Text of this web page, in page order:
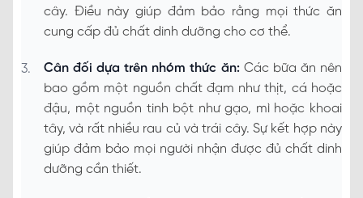
cây. Điều này giúp đảm bảo rằng mọi thức ăn
cung cấp đủ chất dinh dưỡng cho cơ thể.
Cân đối dựa trên nhóm thức ăn:Các bữa ăn nên
bao gồm một nguồn chất đạm như thịt, cá hoặc
đậu, một nguồn tinh bột như gạo, mì hoặc khoai
tây, và rất nhiều rau củ và trái cây. Sự kết hợp này
giúp đảm bảo mọi người nhận được đủ chất dinh
dưỡng cần thiết.